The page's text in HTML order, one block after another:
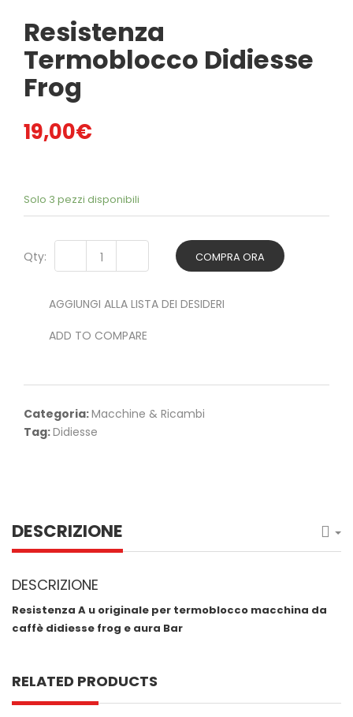
Resistenza
Termoblocco Didiesse
Frog
19,00€
Solo 3 pezzi disponibili
Qty: COMPRA ORA
AGGIUNGI ALLA LISTA DEI DESIDERI
ADD TO COMPARE
Categoria:Macchine & Ricambi
Tag:Didiesse
DESCRIZIONE
DESCRIZIONE
Resistenza A u originale per termoblocco macchina da
caffè didiesse frog e aura Bar
RELATED PRODUCTS